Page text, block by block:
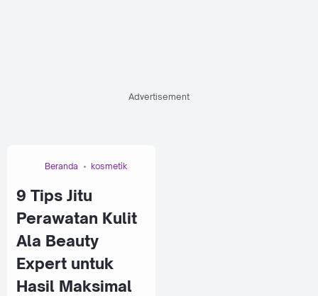
Advertisement
Beranda kosmetik
9 Tips Jitu
Perawatan Kulit
Ala Beauty
Expert untuk
Hasil Maksimal